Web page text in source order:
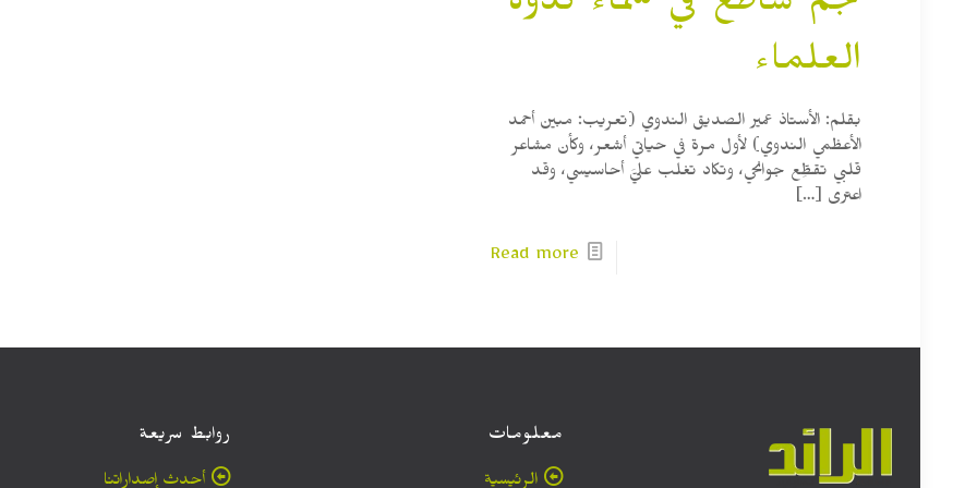
العلماء
بقلم: الأستاذ عمير الصديق الندوي (تعريب: مبين أحمد
الأعظمي الندوي) لأول مرة في حياتي أشعر، وكأن مشاعر
قلبي تقطِّع جوانحي، وتكاد تغلب عليَّ أحاسيسي، وقد
اعترى […]
Read more
معلومات
الرئيسية
روابط سريعة
أحدث إصداراتنا